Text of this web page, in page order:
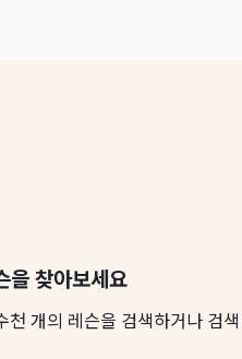
찾아보세요
천 개의 레슨을 검색하거나 검